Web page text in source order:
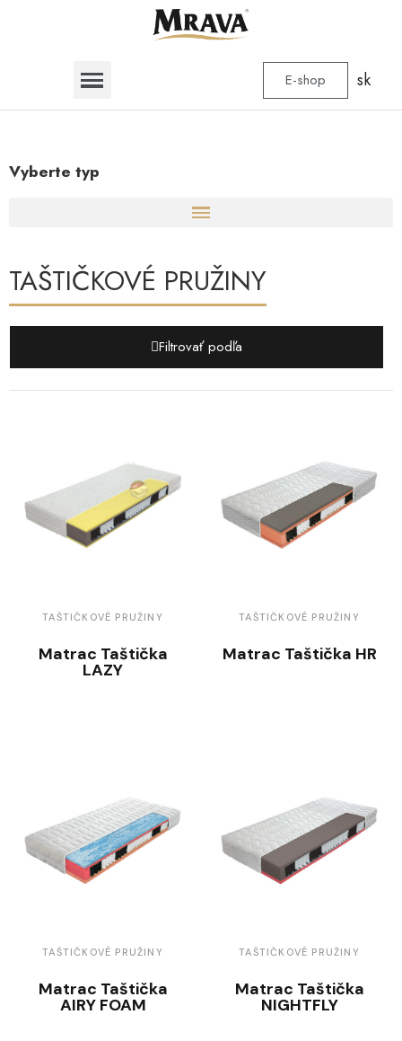
E-shop sk
Vyberte typ
TAŠTIČKOVÉ PRUŽINY
Filtrovať podľa
TAŠTIČKOVÉ PRUŽINY
Matrac Taštička
LAZY
TAŠTIČKOVÉ PRUŽINY
Matrac Taštička HR
TAŠTIČKOVÉ PRUŽINY
Matrac Taštička
AIRY FOAM
TAŠTIČKOVÉ PRUŽINY
Matrac Taštička
NIGHTFLY